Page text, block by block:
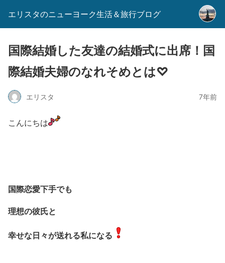
エリスタのニューヨーク生活＆旅行ブログ
国際結婚した友達の結婚式に出席！国
際結婚夫婦のなれそめとは♡
エリスタ 7年前
こんにちは
国際恋愛下手でも
理想の彼氏と
幸せな日々が送れる私になる